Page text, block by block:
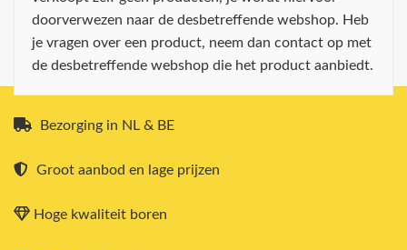
doorverwezen naar de desbetreffende webshop. Heb
je vragen over een product, neem dan contact op met
de desbetreffende webshop die het product aanbiedt.
Bezorging in NL & BE
Groot aanbod en lage prijzen
Hoge kwaliteit boren